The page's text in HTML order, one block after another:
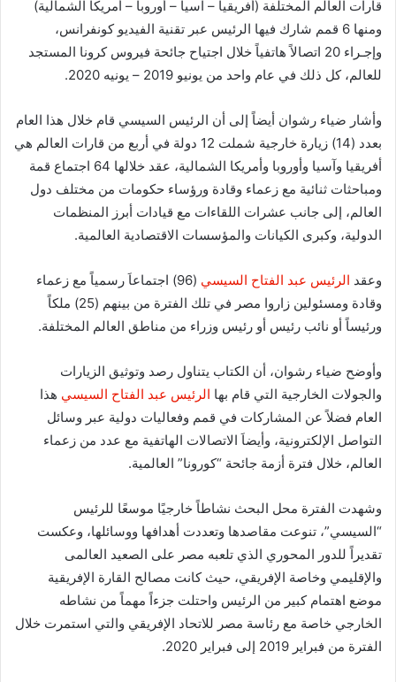
قارات العالم المختلفة (أفريقيا – آسيا – أوروبا – أمريكا الشمالية)
ومنها 6 قمم شارك فيها الرئيس عبر تقنية الفيديو كونفرانس،
وإجـراء 20 اتصالاً هاتفياً خلال اجتياح جائحة فيروس كرونا المستجد
للعالم، كل ذلك في عام واحد من يونيو 2019 – يونيه 2020.
وأشار ضياء رشوان أيضاً إلى أن الرئيس السيسي قام خلال هذا العام
بعدد (14) زيارة خارجية شملت 12 دولة في أربع من قارات العالم هي
أفريقيا وآسيا وأوروبا وأمريكا الشمالية، عقد خلالها 64 اجتماع قمة
ومباحثات ثنائية مع زعماء وقادة ورؤساء حكومات من مختلف دول
العالم، إلى جانب عشرات اللقاءات مع قيادات أبرز المنظمات
الدولية، وكبرى الكيانات والمؤسسات الاقتصادية العالمية.
وعقد الرئيس عبد الفتاح السيسي
(96) اجتماعاَ رسمياً مع زعماء
وقادة ومسئولين زاروا مصر في تلك الفترة من بينهم (25) ملكاً
ورئيساً أو نائب رئيس أو رئيس وزراء من مناطق العالم المختلفة.
وأوضح ضياء رشوان، أن الكتاب يتناول رصد وتوثيق الزيارات
والجولات الخارجية التي قام بها الرئيس عبد الفتاح السيسي هذا
العام فضلاً عن المشاركات في قمم وفعاليات دولية عبر وسائل
التواصل الإلكترونية، وأيضاَ الاتصالات الهاتفية مع عدد من زعماء
العالم، خلال فترة أزمة جائحة “كورونا” العالمية.
وشهدت الفترة محل البحث نشاطاً خارجيًا موسعًا للرئيس
“السيسي”، تنوعت مقاصدها وتعددت أهدافها ووسائلها، وعكست
تقديراً للدور المحوري الذي تلعبه مصر على الصعيد العالمى
والإقليمي وخاصة الإفريقي، حيث كانت مصالح القارة الإفريقية
موضع اهتمام كبير من الرئيس واحتلت جزءاً مهماً من نشاطه
الخارجي خاصة مع رئاسة مصر للاتحاد الإفريقي والتي استمرت خلال
الفترة من فبراير 2019 إلى فبراير 2020.